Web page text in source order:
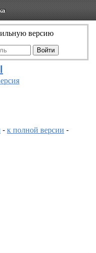
версию
-к полной версии -